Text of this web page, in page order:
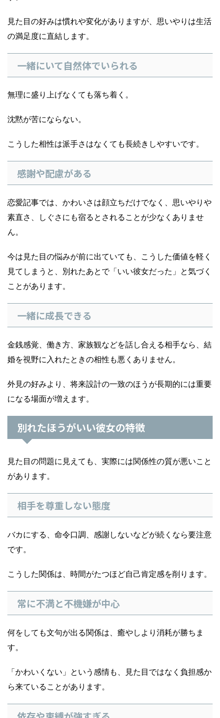
見た目の好みは慣れや変化がありますが、思いやりは生活
の満足度に直結します。
一緒にいて自然体でいられる
無理に盛り上げなくても落ち着く。
沈黙が苦にならない。
こうした相性は派手さはなくても長続きしやすいです。
感謝や配慮がある
恋愛記事では、かわいさは顔立ちだけでなく、思いやりや
素直さ、しぐさにも宿るとされることが少なくありませ
ん。
今は見た目の悩みが前に出ていても、こうした価値を軽く
見てしまうと、別れたあとで「いい彼女だった」と気づく
ことがあります。
一緒に成長できる
金銭感覚、働き方、家族観などを話し合える相手なら、結
婚を視野に入れたときの相性も悪くありません。
外見の好みより、将来設計の一致のほうが長期的には重要
になる場面が増えます。
別れたほうがいい彼女の特徴
見た目の問題に見えても、実際には関係性の質が悪いこと
があります。
相手を尊重しない態度
バカにする、命令口調、感謝しないなどが続くなら要注意
です。
こうした関係は、時間がたつほど自己肯定感を削ります。
常に不満と不機嫌が中心
何をしても文句が出る関係は、癒やしより消耗が勝ちま
す。
「かわいくない」という感情も、見た目ではなく負担感か
ら来ていることがあります。